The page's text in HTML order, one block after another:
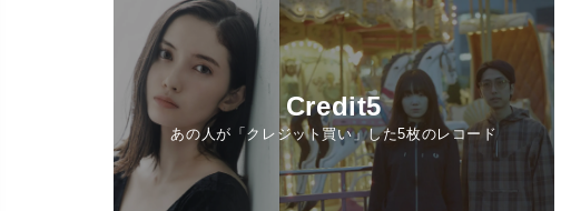
Credit5
あの人が「クレジット買い」した5枚のレコード